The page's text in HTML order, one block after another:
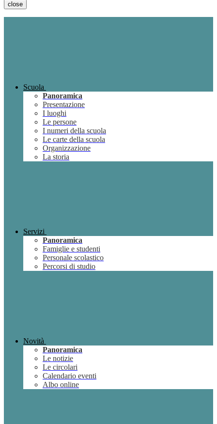
close
Scuola
Panoramica
Presentazione
I luoghi
Le persone
I numeri della scuola
Le carte della scuola
Organizzazione
La storia
Servizi
Panoramica
Famiglie e studenti
Personale scolastico
Percorsi di studio
Novità
Panoramica
Le notizie
Le circolari
Calendario eventi
Albo online